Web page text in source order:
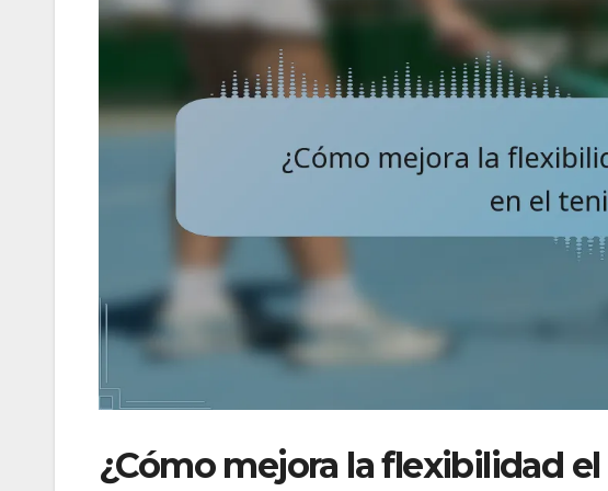
¿Cómo mejora la flexibilidad